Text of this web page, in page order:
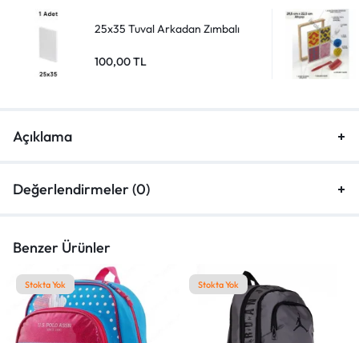
25x35 Tuval Arkadan Zımbalı
100,00TL
Açıklama
Değerlendirmeler (0)
Benzer Ürünler
Stokta Yok Stokta Yok